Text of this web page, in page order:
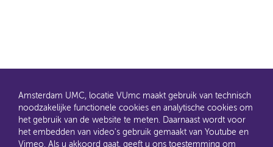
AMC en VUmc zijn al een tijdje samen Amsterdam UMC.
Amsterdam UMC, locatie VUmc maakt gebruik van technisch
noodzakelijke functionele cookies en analytische cookies om
het gebruik van de website te meten. Daarnaast wordt voor
het embedden van video's gebruik gemaakt van Youtube en
Vimeo. Als u akkoord gaat, geeft u ons toestemming om